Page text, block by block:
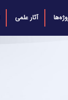
آثار علمی